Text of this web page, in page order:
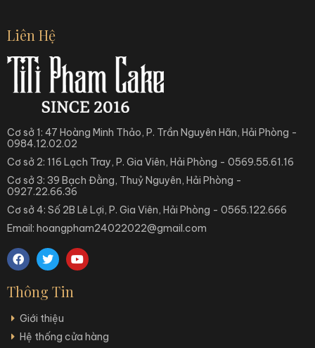
Liên Hệ
Cơ sở 1: 47 Hoàng Minh Thảo, P. Trần Nguyên Hãn, Hải Phòng -
0984.12.02.02
Cơ sở 2: 116 Lạch Tray, P. Gia Viên, Hải Phòng - 0569.55.61.16
Cơ sở 3: 39 Bạch Đằng, Thuỷ Nguyên, Hải Phòng -
0927.22.66.36
Cơ sở 4: Số 2B Lê Lợi, P. Gia Viên, Hải Phòng - 0565.122.666
Email: hoangpham24022022@gmail.com
Thông Tin
Giới thiệu
Hệ thống cửa hàng